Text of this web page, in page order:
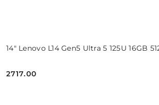
14" Lenovo L14 Gen5 Ultra 5 125U 16GB
Cena:
2717.00